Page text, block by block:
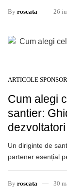
By roscata 26
ARTICOLE
Cum alegi
santier:
dezvoltatori
Un diriginte de
partener esențial
By roscata 30